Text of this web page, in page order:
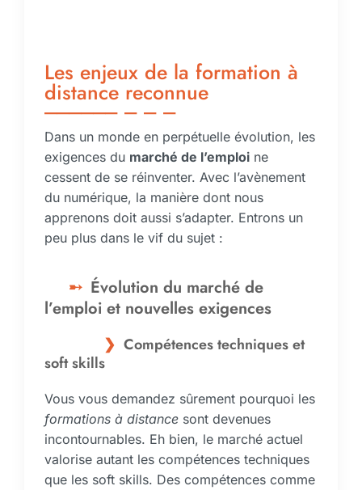
Les enjeux de la formation à
distance reconnue
Dans un monde en perpétuelle évolution, les
exigences du marché de l’emploi ne
cessent de se réinventer. Avec l’avènement
du numérique, la manière dont nous
apprenons doit aussi s’adapter. Entrons un
peu plus dans le vif du sujet :
Évolution du marché de
l’emploi et nouvelles exigences
Compétences techniques et
soft skills
Vous vous demandez sûrement pourquoi les
formations à distance sont devenues
incontournables. Eh bien, le marché actuel
valorise autant les compétences techniques
que les soft skills. Des compétences comme